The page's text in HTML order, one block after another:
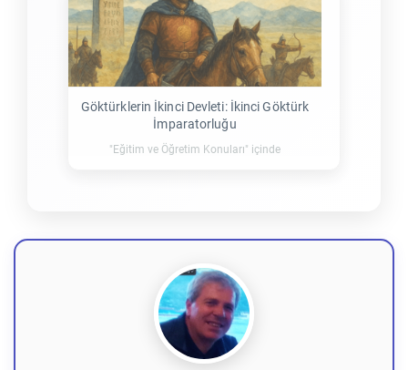
Göktürklerin İkinci Devleti: İkinci Göktürk
İmparatorluğu
"Eğitim ve Öğretim Konuları" içinde